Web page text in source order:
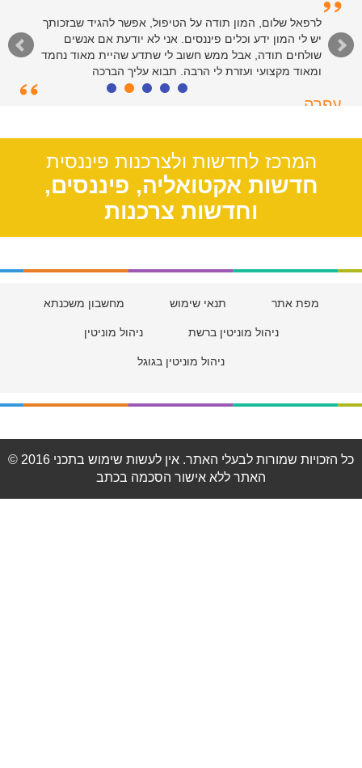
לרפאל שלום, המון תודה על הטיפול, אפשר להגיד שבזכותך
יש לי המון ידע וכלים פיננסים. אני לא יודעת אם אנשים
שולחים תודה, אבל ממש חשוב לי שתדע שהיית מאוד נחמד
ומאוד מקצועי ועזרת לי הרבה. תבוא עליך הברכה
עפרה
המרכז לחדשות ולצרכנות פיננסית
חדשות אקטואליה, פיננסים,
וחדשות צרכנות
מפת אתר תנאי שימוש מחשבון משכנתא
ניהול מוניטין ברשת ניהול מוניטין
ניהול מוניטין בגוגל
© 2016 כל הזכויות שמורות לבעלי האתר. אין לעשות שימוש בתכני
האתר ללא אישור הסכמה בכתב